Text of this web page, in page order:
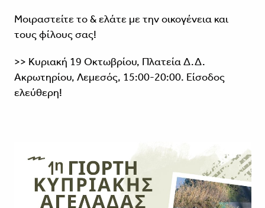
Μοιραστείτε το & ελάτε με την οικογένεια και
τους φίλους σας!
>> Κυριακή 19 Οκτωβρίου, Πλατεία Δ.Δ.
Ακρωτηρίου, Λεμεσός, 15:00-20:00. Είσοδος
ελεύθερη!